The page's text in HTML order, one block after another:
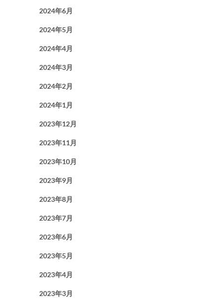
2024年6月
2024年5月
2024年4月
2024年3月
2024年2月
2024年1月
2023年12月
2023年11月
2023年10月
2023年9月
2023年8月
2023年7月
2023年6月
2023年5月
2023年4月
2023年3月